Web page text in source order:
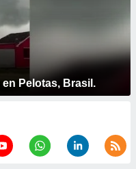
Pelotas, Brasil.